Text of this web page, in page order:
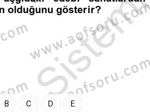
B C D E